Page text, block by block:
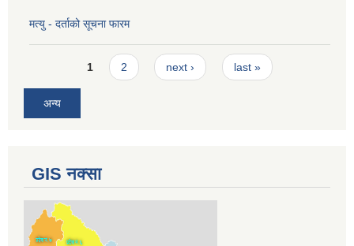
मत्यु - दर्ताको सूचना फारम
Pages1 2 next › last »
अन्य
GIS नक्सा